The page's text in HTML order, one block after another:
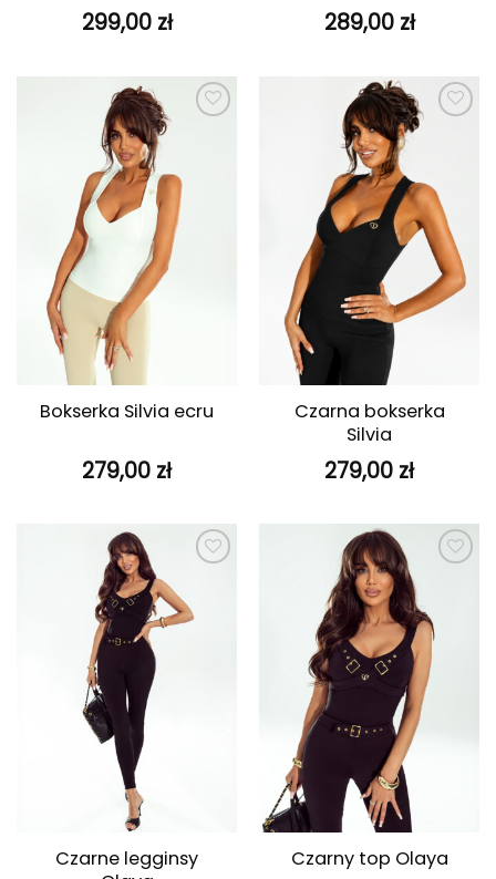
299,00 zł 289,00 zł
Dodaj do
ulubionych
Bokserka Silvia ecru
279,00 zł
Dodaj do
ulubionych
Czarna bokserka
Silvia
279,00 zł
Dodaj do
ulubionych
Czarne legginsy
Dodaj do
ulubionych
Czarny top Olaya